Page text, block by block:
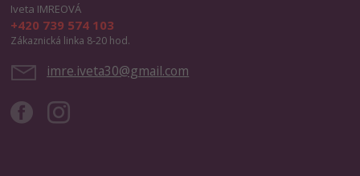
Iveta IMREOVÁ
+420 739 574 103
Zákaznická linka 8-20 hod.
imre.iveta30@gmail.com